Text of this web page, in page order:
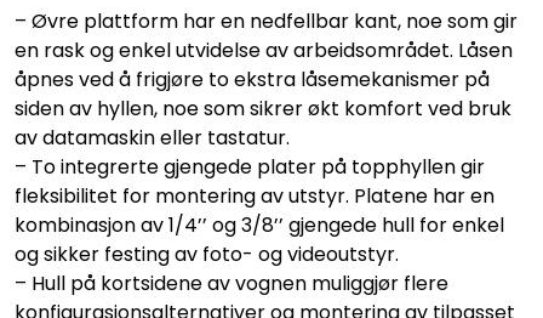
– Øvre plattform har en nedfellbar kant, noe som gir
en rask og enkel utvidelse av arbeidsområdet. Låsen
åpnes ved å frigjøre to ekstra låsemekanismer på
siden av hyllen, noe som sikrer økt komfort ved bruk
av datamaskin eller tastatur.
– To integrerte gjengede plater på topphyllen gir
fleksibilitet for montering av utstyr. Platene har en
kombinasjon av 1/4’’ og 3/8’’ gjengede hull for enkel
og sikker festing av foto- og videoutstyr.
– Hull på kortsidene av vognen muliggjør flere
konfigurasjonsalternativer og montering av tilpasset